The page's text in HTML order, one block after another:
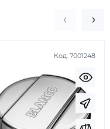
Код: 7001248